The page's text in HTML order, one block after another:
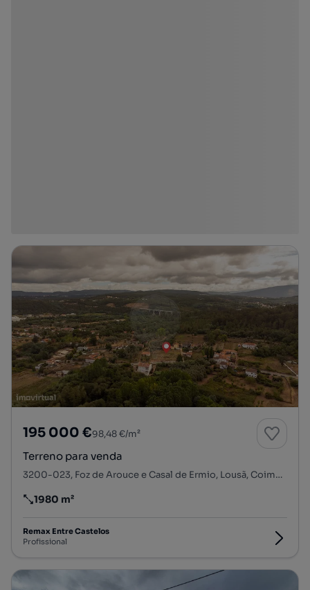
195 000 €98,48 €/m²
Terreno para venda
3200-023, Foz de Arouce e Casal de Ermio, Lousã, Coimbra
Preço por metro quadrado
1980 m²
Remax Entre Castelos
Profissional